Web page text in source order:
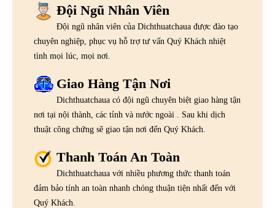
Đội Ngũ Nhân Viên
Đội ngũ nhân viên của Dichthuatchaua được đào tạo
chuyên nghiệp, phục vụ hỗ trợ tư vấn Quý Khách nhiệt
tình mọi lúc, mọi nơi.
Giao Hàng Tận Nơi
Dichthuatchaua có đội ngũ chuyên biệt giao hàng tận
nơi tại nội thành, các tỉnh và nước ngoài . Sau khi dịch
thuật công chứng sẽ giao tận nơi đến Quý Khách.
Thanh Toán An Toàn
Dichthuatchaua với nhiều phương thức thanh toán
đảm bảo tính an toàn nhanh chóng thuận tiện nhất đến với
Quý Khách.